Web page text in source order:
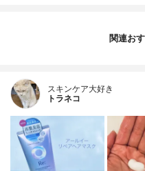
関連お
スキンケア大好き
トラネコ